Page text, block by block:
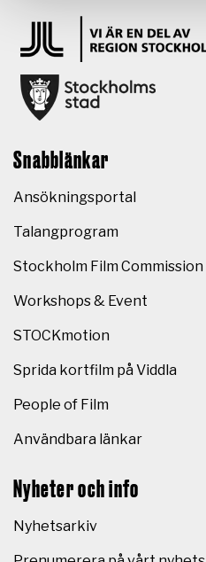
Snabblänkar
Ansökningsportal
Talangprogram
Stockholm Film Commission
Workshops & Event
STOCKmotion
Sprida kortfilm på Viddla
People of Film
Användbara länkar
Nyheter och info
Nyhetsarkiv